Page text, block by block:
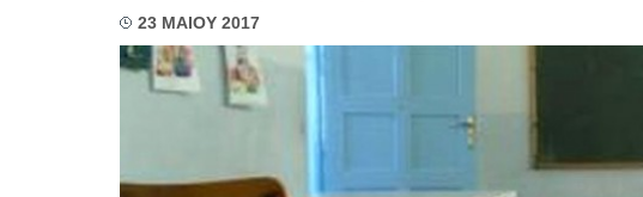
23 ΜΑΙΟΥ 2017